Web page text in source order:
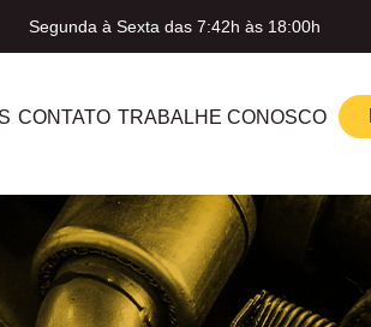
Segunda à Sexta das 7:42h às 18:00h
CONTATO TRABALHE CONOSCO